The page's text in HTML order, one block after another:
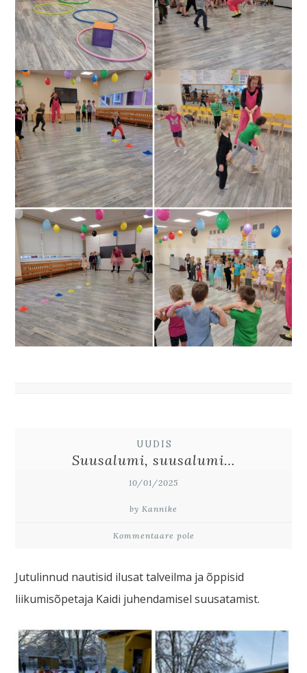
UUDIS
Suusalumi, suusalumi…
10/01/2025
by Kannike
Kommentaare pole
Jutulinnud nautisid ilusat talveilma ja õppisid
liikumisõpetaja Kaidi juhendamisel suusatamist.